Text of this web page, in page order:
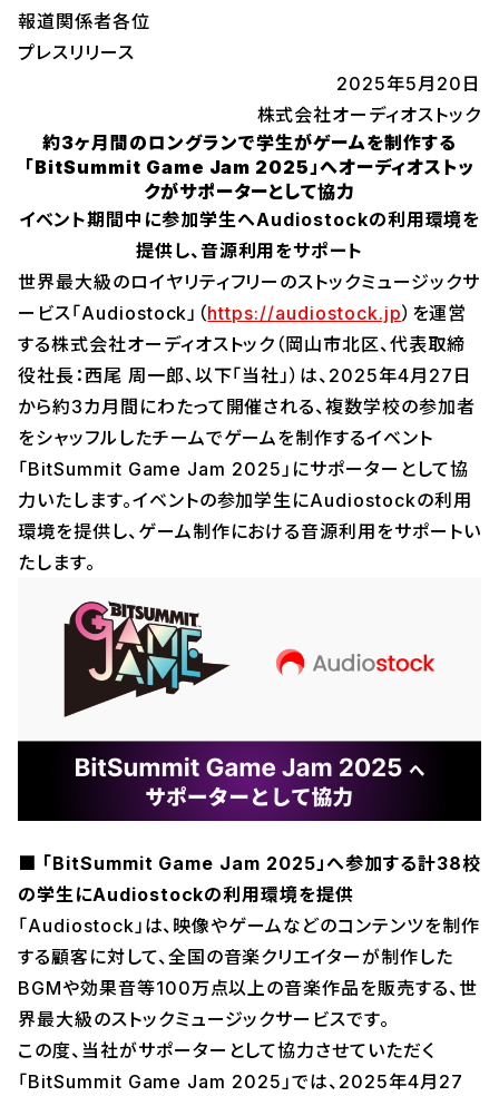
報道関係者各位
プレスリリース
2025年5月20日
株式会社オーディオストック
約3ヶ月間のロングランで学生がゲームを制作する
「BitSummit Game Jam 2025」へオーディオストッ
クがサポーターとして協力
イベント期間中に参加学生へAudiostockの利用環境を
提供し、音源利用をサポート
世界最大級のロイヤリティフリーのストックミュージックサ
ービス「Audiostock」（https://audiostock.jp）を運営
する株式会社オーディオストック（岡山市北区、代表取締
役社長：西尾 周一郎、以下「当社」）は、2025年4月27日
から約3カ月間にわたって開催される、複数学校の参加者
をシャッフルしたチームでゲームを制作するイベント
「BitSummit Game Jam 2025」にサポーターとして協
力いたします。イベントの参加学生にAudiostockの利用
環境を提供し、ゲーム制作における音源利用をサポートい
たします。
■ 「BitSummit Game Jam 2025」へ参加する計38校
の学生にAudiostockの利用環境を提供
「Audiostock」は、映像やゲームなどのコンテンツを制作
する顧客に対して、全国の音楽クリエイターが制作した
BGMや効果音等100万点以上の音楽作品を販売する、世
界最大級のストックミュージックサービスです。
この度、当社がサポーターとして協力させていただく
「BitSummit Game Jam 2025」では、2025年4月27